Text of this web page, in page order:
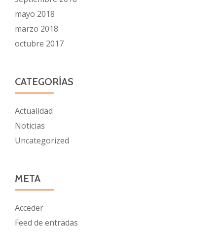
mayo 2018
marzo 2018
octubre 2017
CATEGORÍAS
Actualidad
Noticias
Uncategorized
META
Acceder
Feed de entradas